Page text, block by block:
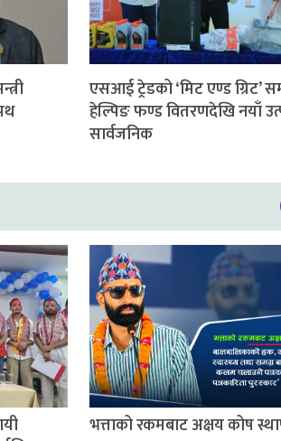
एसआई ट्रेडको ‘मिट एण्ड ग्रिट’
हेल्पिङ फण्ड वितरणदेखि नयाँ
सार्वजनिक
भत्ताको रकमबाट अक्षय कोष